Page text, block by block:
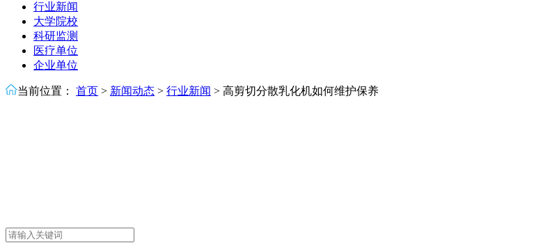
行业新闻
大学院校
科研监测
医疗单位
企业单位
当前位置： 首页 > 新闻动态 > 行业新闻 > 高剪切分散乳化机如何维护保养